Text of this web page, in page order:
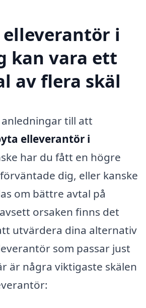
i
kan vara ett
av flera skäl
till att
elleverantör i
har du fått en högre
dig, eller kanske
om bättre avtal på
orsaken finns det
utvärdera dina alternativ
som passar just
är några viktigaste skälen